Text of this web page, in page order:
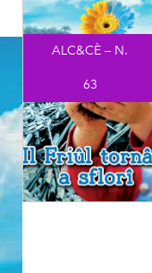
ALC&CÈ – N.
63